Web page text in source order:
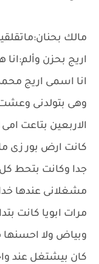
مالك
اريج بحزن
وهى بتولدنى وعشت
الاربعين بتاعت امى
كانت ارض بور زى
جدا وكانت بتحط كل
مشغلانى عندها
مرات ابويا كانت
وبياض ولا احسنها
كان بيشتغل عند